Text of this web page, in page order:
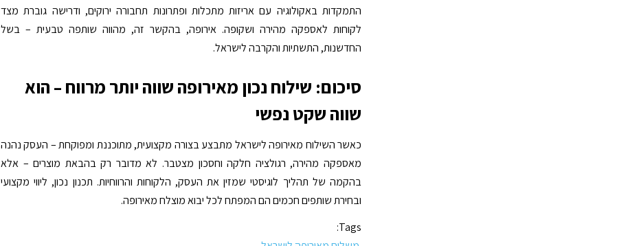
התמקדות באקולוגיה עם אריזות מתכלות ופתרונות תחבורה ירוקים, ודרישה גוברת מצד
לקוחות לאספקה מהירה ושקופה. אירופה, בהקשר זה, מהווה שותפה טבעית – בשל
החדשנות, התשתיות והקרבה לישראל.
סיכום: שילוח נכון מאירופה שווה יותר מרווח – הוא
שווה שקט נפשי
כאשר השילוח מאירופה לישראל מתבצע בצורה מקצועית, מתוכננת ומפוקחת – העסק נהנה
מאספקה מהירה, רגולציה חלקה וחסכון מצטבר. לא מדובר רק בהבאת מוצרים – אלא
בהקמה של תהליך לוגיסטי שמזין את העסק, הלקוחות והרווחיות. תכנון נכון, ליווי מקצועי
ובחירת שותפים חכמים הם המפתח לכל יבוא מוצלח מאירופה.
Tags: